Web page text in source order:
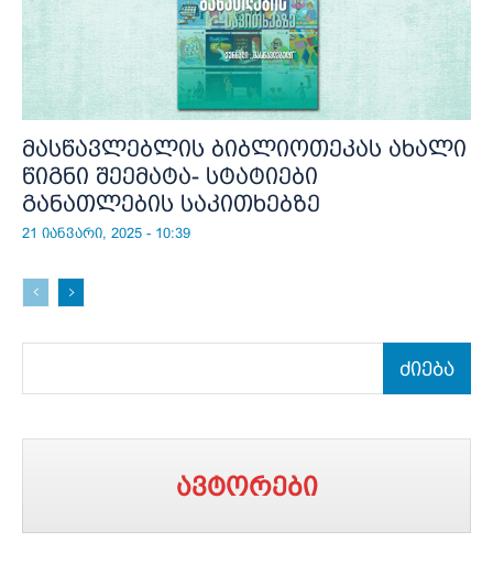
მასწავლებლის ბიბლიოთეკას ახალი
წიგნი შეემატა- სტატიები
განათლების საკითხებზე
21 იანვარი, 2025 - 10:39
ძიება
ავტორები